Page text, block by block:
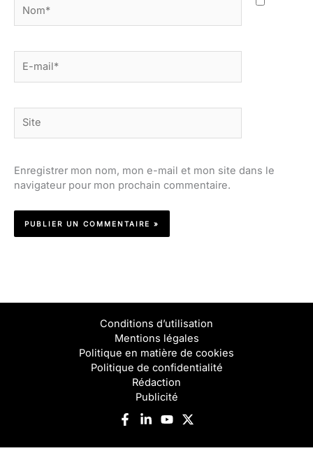
mail*
Enregistrer mon nom, mon e-mail et mon site dans le
navigateur pour mon prochain commentaire.
Conditions d’utilisation
Mentions légales
Politique en matière de cookies
Politique de confidentialité
Rédaction
Publicité